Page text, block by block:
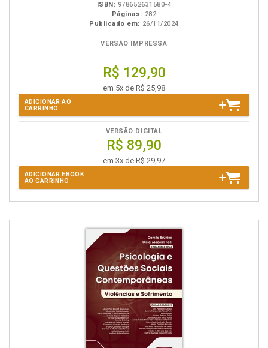
ISBN: 978652631580-4
Páginas: 282
Publicado em: 26/11/2024
VERSÃO IMPRESSA
R$ 129,90
em 5x de R$ 25,98
ADICIONAR AO
CARRINHO
VERSÃO DIGITAL
R$ 89,90
em 3x de R$ 29,97
ADICIONAR EBOOK
AO CARRINHO